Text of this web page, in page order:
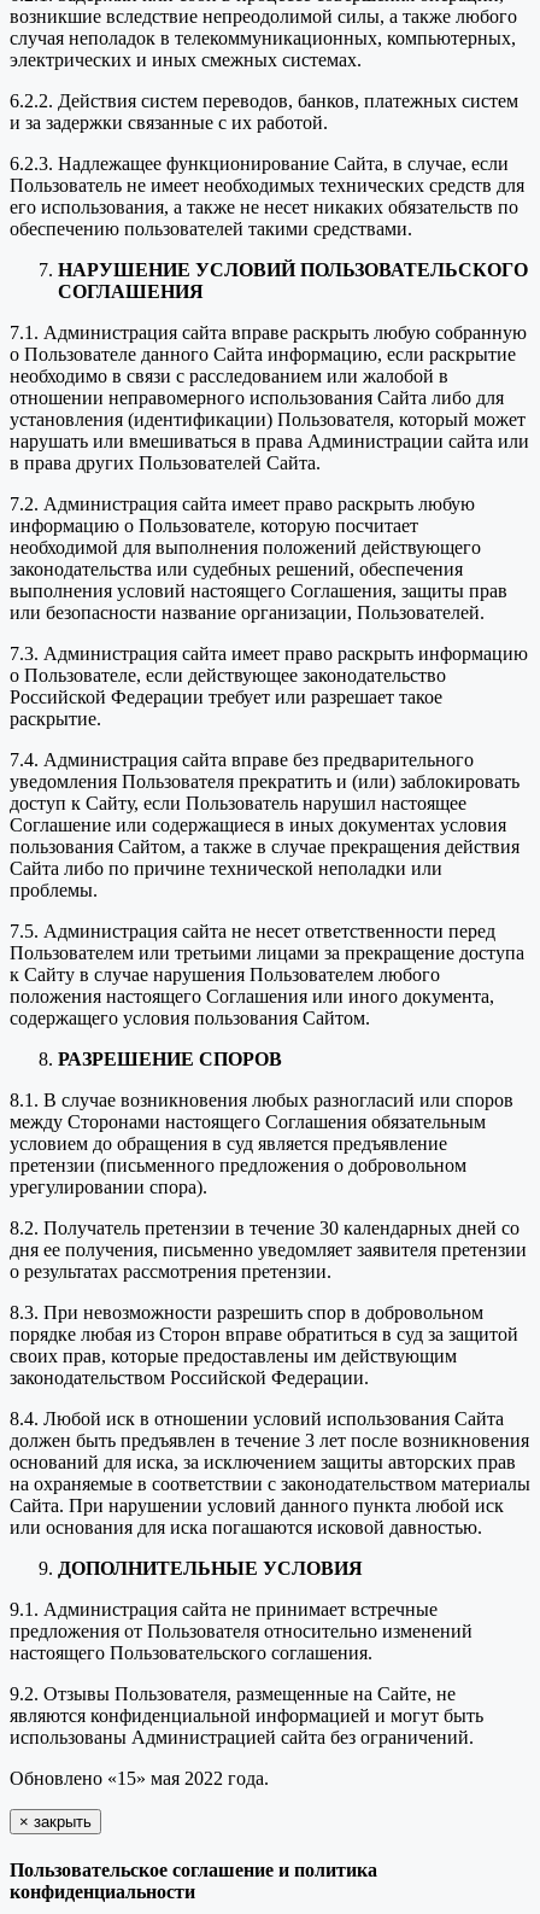
возникшие вследствие непреодолимой силы, а также любого
случая неполадок в телекоммуникационных, компьютерных,
электрических и иных смежных системах.
6.2.2. Действия систем переводов, банков, платежных систем
и за задержки связанные с их работой.
6.2.3. Надлежащее функционирование Сайта, в случае, если
Пользователь не имеет необходимых технических средств для
его использования, а также не несет никаких обязательств по
обеспечению пользователей такими средствами.
НАРУШЕНИЕ УСЛОВИЙ ПОЛЬЗОВАТЕЛЬСКОГО
СОГЛАШЕНИЯ
7.1. Администрация сайта вправе раскрыть любую собранную
о Пользователе данного Сайта информацию, если раскрытие
необходимо в связи с расследованием или жалобой в
отношении неправомерного использования Сайта либо для
установления (идентификации) Пользователя, который может
нарушать или вмешиваться в права Администрации сайта или
в права других Пользователей Сайта.
7.2. Администрация сайта имеет право раскрыть любую
информацию о Пользователе, которую посчитает
необходимой для выполнения положений действующего
законодательства или судебных решений, обеспечения
выполнения условий настоящего Соглашения, защиты прав
или безопасности название организации, Пользователей.
7.3. Администрация сайта имеет право раскрыть информацию
о Пользователе, если действующее законодательство
Российской Федерации требует или разрешает такое
раскрытие.
7.4. Администрация сайта вправе без предварительного
уведомления Пользователя прекратить и (или) заблокировать
доступ к Сайту, если Пользователь нарушил настоящее
Соглашение или содержащиеся в иных документах условия
пользования Сайтом, а также в случае прекращения действия
Сайта либо по причине технической неполадки или
проблемы.
7.5. Администрация сайта не несет ответственности перед
Пользователем или третьими лицами за прекращение доступа
к Сайту в случае нарушения Пользователем любого
положения настоящего Соглашения или иного документа,
содержащего условия пользования Сайтом.
РАЗРЕШЕНИЕ СПОРОВ
8.1. В случае возникновения любых разногласий или споров
между Сторонами настоящего Соглашения обязательным
условием до обращения в суд является предъявление
претензии (письменного предложения о добровольном
урегулировании спора).
8.2. Получатель претензии в течение 30 календарных дней со
дня ее получения, письменно уведомляет заявителя претензии
о результатах рассмотрения претензии.
8.3. При невозможности разрешить спор в добровольном
порядке любая из Сторон вправе обратиться в суд за защитой
своих прав, которые предоставлены им действующим
законодательством Российской Федерации.
8.4. Любой иск в отношении условий использования Сайта
должен быть предъявлен в течение 3 лет после возникновения
оснований для иска, за исключением защиты авторских прав
на охраняемые в соответствии с законодательством материалы
Сайта. При нарушении условий данного пункта любой иск
или основания для иска погашаются исковой давностью.
ДОПОЛНИТЕЛЬНЫЕ УСЛОВИЯ
9.1. Администрация сайта не принимает встречные
предложения от Пользователя относительно изменений
настоящего Пользовательского соглашения.
9.2. Отзывы Пользователя, размещенные на Сайте, не
являются конфиденциальной информацией и могут быть
использованы Администрацией сайта без ограничений.
Обновлено «15» мая 2022 года.
× закрыть
Пользовательское соглашение и политика
конфиденциальности